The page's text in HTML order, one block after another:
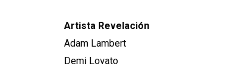
Artista Revelación
Adam Lambert
Demi Lovato